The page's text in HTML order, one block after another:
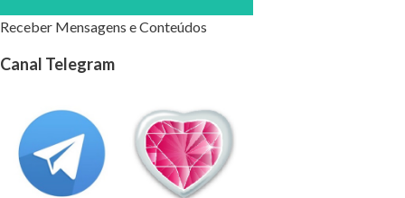
Receber Mensagens e Conteúdos
Canal Telegram